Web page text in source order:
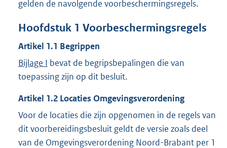
gelden de navolgende voorbeschermingsregels.
Hoofdstuk 1 Voorbeschermingsregels
Artikel 1.1 Begrippen
Bijlage I bevat de begripsbepalingen die van
toepassing zijn op dit besluit.
Artikel 1.2 Locaties Omgevingsverordening
Voor de locaties die zijn opgenomen in de regels van
dit voorbereidingsbesluit geldt de versie zoals deel
van de Omgevingsverordening Noord-Brabant per 1